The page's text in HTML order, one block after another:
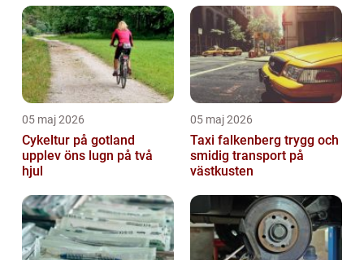
05 maj 2026
Cykeltur på gotland
upplev öns lugn på två
hjul
05 maj 2026
Taxi falkenberg trygg och
smidig transport på
västkusten